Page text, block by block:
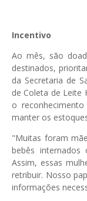
Incentivo
Ao mês, são
destinados,
da Secretaria de
de Coleta de Leite
o
manter os
"Muitas foram
bebês internados
Assim, essas
retribuir. Nosso
informações